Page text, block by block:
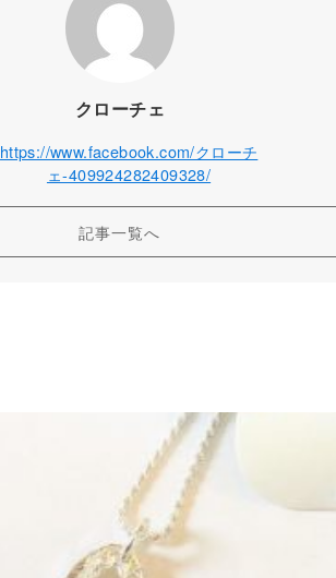
クローチェ
https://www.facebook.com/クローチ
ェ-409924282409328/
記事一覧へ